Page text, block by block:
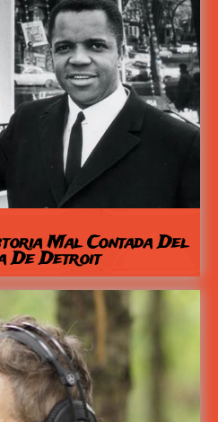
Mal Contada Del
De Detroit